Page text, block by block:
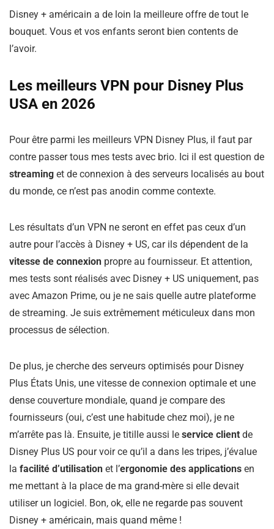
Disney + américain a de loin la meilleure offre de tout le
bouquet. Vous et vos enfants seront bien contents de
l’avoir.
Les meilleurs VPN pour Disney Plus
USA en 2026
Pour être parmi les meilleurs VPN Disney Plus, il faut par
contre passer tous mes tests avec brio. Ici il est question de
streaming et de connexion à des serveurs localisés au bout
du monde, ce n’est pas anodin comme contexte.
Les résultats d’un VPN ne seront en effet pas ceux d’un
autre pour l’accès à Disney + US, car ils dépendent de la
vitesse de connexion propre au fournisseur. Et attention,
mes tests sont réalisés avec Disney + US uniquement, pas
avec Amazon Prime, ou je ne sais quelle autre plateforme
de streaming. Je suis extrêmement méticuleux dans mon
processus de sélection.
De plus, je cherche des serveurs optimisés pour Disney
Plus États Unis, une vitesse de connexion optimale et une
dense couverture mondiale, quand je compare des
fournisseurs (oui, c’est une habitude chez moi), je ne
m’arrête pas là. Ensuite, je titille aussi le service client de
Disney Plus US pour voir ce qu’il a dans les tripes, j’évalue
la facilité d’utilisation et l’ergonomie des applications en
me mettant à la place de ma grand-mère si elle devait
utiliser un logiciel. Bon, ok, elle ne regarde pas souvent
Disney + américain, mais quand même !